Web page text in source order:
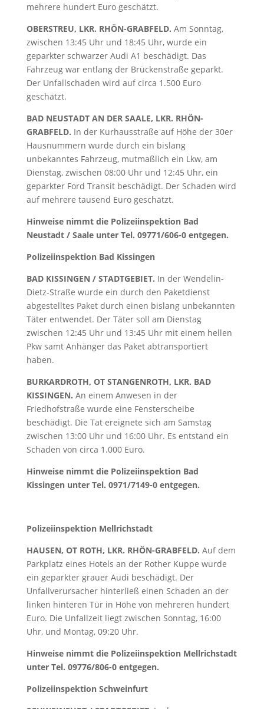
mehrere hundert Euro geschätzt.
OBERSTREU, LKR. RHÖN-GRABFELD. Am Sonntag,
zwischen 13:45 Uhr und 18:45 Uhr, wurde ein
geparkter schwarzer Audi A1 beschädigt. Das
Fahrzeug war entlang der Brückenstraße geparkt.
Der Unfallschaden wird auf circa 1.500 Euro
geschätzt.
BAD NEUSTADT AN DER SAALE, LKR. RHÖN-
GRABFELD. In der Kurhausstraße auf Höhe der 30er
Hausnummern wurde durch ein bislang
unbekanntes Fahrzeug, mutmaßlich ein Lkw, am
Dienstag, zwischen 08:00 Uhr und 12:45 Uhr, ein
geparkter Ford Transit beschädigt. Der Schaden wird
auf mehrere tausend Euro geschätzt.
Hinweise nimmt die Polizeiinspektion Bad
Neustadt / Saale unter Tel. 09771/606-0 entgegen.
Polizeiinspektion Bad Kissingen
BAD KISSINGEN / STADTGEBIET. In der Wendelin-
Dietz-Straße wurde ein durch den Paketdienst
abgestelltes Paket durch einen bislang unbekannten
Täter entwendet. Der Täter soll am Dienstag
zwischen 12:45 Uhr und 13:45 Uhr mit einem hellen
Pkw samt Anhänger das Paket abtransportiert
haben.
BURKARDROTH, OT STANGENROTH, LKR. BAD
KISSINGEN. An einem Anwesen in der
Friedhofstraße wurde eine Fensterscheibe
beschädigt. Die Tat ereignete sich am Samstag
zwischen 13:00 Uhr und 16:00 Uhr. Es entstand ein
Schaden von circa 1.000 Euro.
Hinweise nimmt die Polizeiinspektion Bad
Kissingen unter Tel. 0971/7149-0 entgegen.
Polizeiinspektion Mellrichstadt
HAUSEN, OT ROTH, LKR. RHÖN-GRABFELD. Auf dem
Parkplatz eines Hotels an der Rother Kuppe wurde
ein geparkter grauer Audi beschädigt. Der
Unfallverursacher hinterließ einen Schaden an der
linken hinteren Tür in Höhe von mehreren hundert
Euro. Die Unfallzeit liegt zwischen Sonntag, 16:00
Uhr, und Montag, 09:20 Uhr.
Hinweise nimmt die Polizeiinspektion Mellrichstadt
unter Tel. 09776/806-0 entgegen.
Polizeiinspektion Schweinfurt